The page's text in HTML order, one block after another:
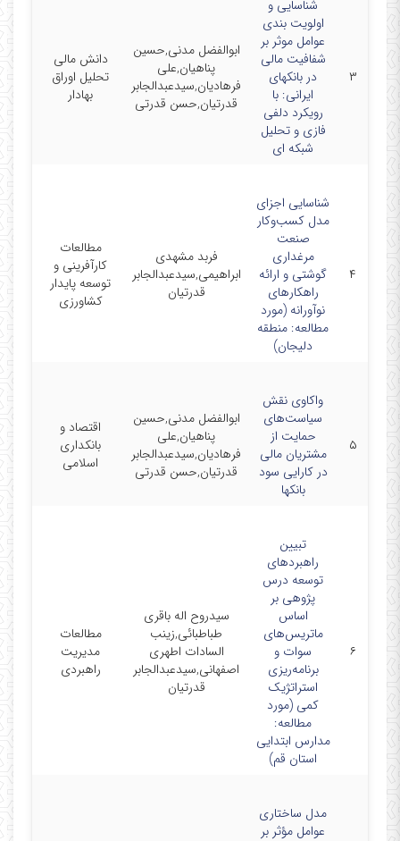
۳
شناسایی و
اولویت بندی
عوامل موثر بر
شفافیت مالی
در بانکهای
ایرانی: با
رویکرد دلفی
فازی و تحلیل
شبکه ای
ابوالفضل مدنی,حسین
پناهیان,علی
فرهادیان,سیدعبدالجابر
قدرتیان,حسن قدرتی
دانش مالی
تحلیل اوراق
بهادار
۴
شناسایی اجزای
مدل کسب‌وکار
صنعت
مرغداری
گوشتی و ارائه
راهکارهای
نوآورانه (مورد
مطالعه: منطقه
دلیجان)
فربد مشهدی
ابراهیمی,سیدعبدالجابر
قدرتیان
مطالعات
کارآفرینی و
توسعه پایدار
کشاورزی
۵
واکاوی نقش
سیاست‌های
حمایت از
مشتریان مالی
در کارایی سود
بانکها
ابوالفضل مدنی,حسین
پناهیان,علی
فرهادیان,سیدعبدالجابر
قدرتیان,حسن قدرتی
اقتصاد و
بانکداری
اسلامی
۶
تبیین
راهبردهای
توسعه درس
‌پژوهی بر
اساس
ماتریس‌های
سوات و
برنامه‌ریزی
استراتژیک
کمی (مورد
مطالعه:
مدارس ابتدایی
استان قم)
سیدروح اله باقری
طباطبائی,زینب
السادات اطهری
اصفهانی,سیدعبدالجابر
قدرتیان
مطالعات
مدیریت
راهبردی
مدل ساختاری
عوامل مؤثر بر